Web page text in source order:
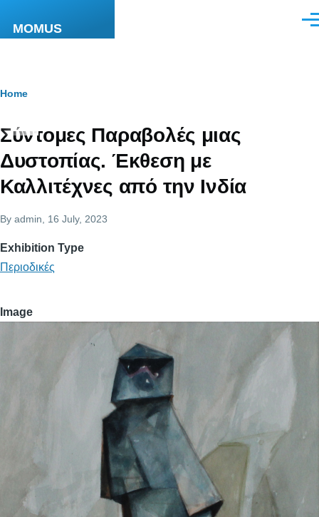
MOMUS
Breadcrumb
Home
Σύντομες Παραβολές μιας
Δυστοπίας. Έκθεση με
Καλλιτέχνες από την Ινδία
By admin , 16 July, 2023
Exhibition Type
Περιοδικές
Image